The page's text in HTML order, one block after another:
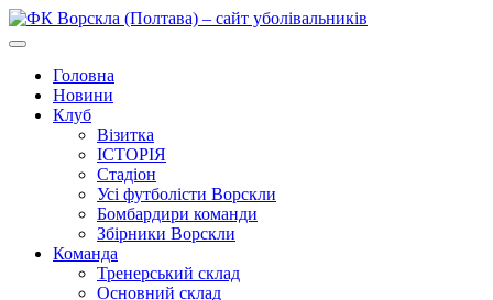
Головна
Новини
Клуб
Візитка
ІСТОРІЯ
Стадіон
Усі футболісти Ворскли
Бомбардири команди
Збірники Ворскли
Команда
Тренерський склад
Основний склад